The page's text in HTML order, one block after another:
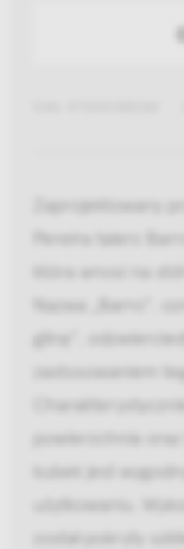
Zaprojektowany
Pereira talerz
która wnosi na
Nazwa „Barro”,
glinę”,
zastosowaniem
powierzchnia
kubek jest
użytkowaniu.
został pokryty